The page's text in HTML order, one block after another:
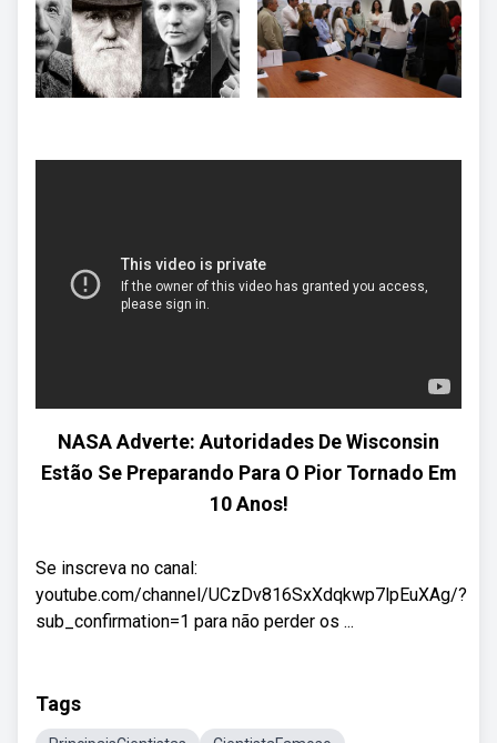
NASA Adverte: Autoridades De Wisconsin
Estão Se Preparando Para O Pior Tornado Em
10 Anos!
Se inscreva no canal:
youtube.com/channel/UCzDv816SxXdqkwp7lpEuXAg/?
sub_confirmation=1 para não perder os ...
Tags